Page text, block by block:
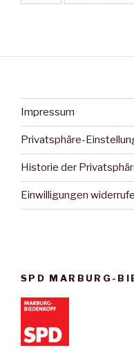
Impressum
Privatsphäre-
Historie der
Einwilligungen
SPD MARBURG-